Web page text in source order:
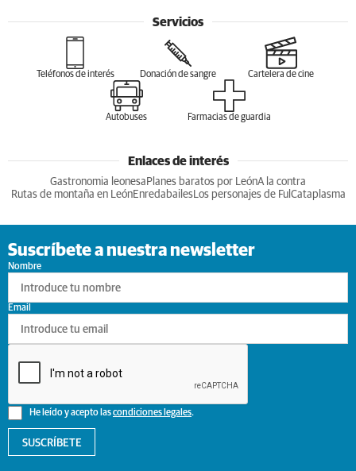
Servicios
Teléfonos de interés Donación de sangre Cartelera de cine
Autobuses Farmacias de guardia
Enlaces de interés
Gastronomia leonesa Planes baratos por LeónA la contra
Rutas de montaña en LeónEnredabailesLos personajes de Ful Cataplasma
Suscríbete a nuestra newsletter
Nombre
He leído y acepto lascondiciones legales.
Email
SUSCRÍBETE